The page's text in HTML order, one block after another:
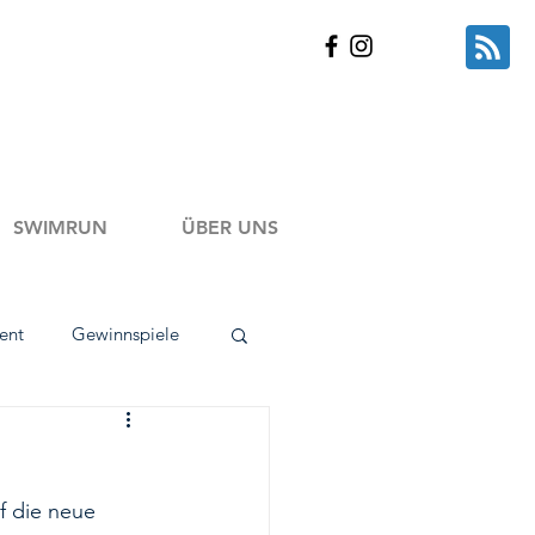
SWIMRUN ÜBER UNS
Gewinnspiele
die neue